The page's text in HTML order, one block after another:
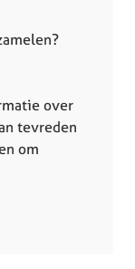
over
tevreden
om